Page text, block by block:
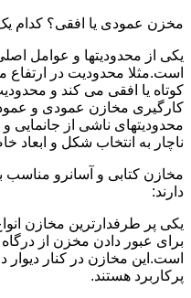
مخزن عمودی یا افقی؟ کدام
یکی از محدودیتها و عوامل
است.مثلا محدودیت در ارتفاع
کوتاه یا افقی می کند و
کارگیری مخازن عمودی و عمودی
محدودیتهای ناشی از جانمایی
ناچار به انتخاب شکل و ابعاد
مخازن کتابی و آسانرو
دارند:
یکی پر طرفدارترین مخازن
برای عبور دادن مخزن از
است.این مخازن در کنار دیوار
پرکاربرد هستند.